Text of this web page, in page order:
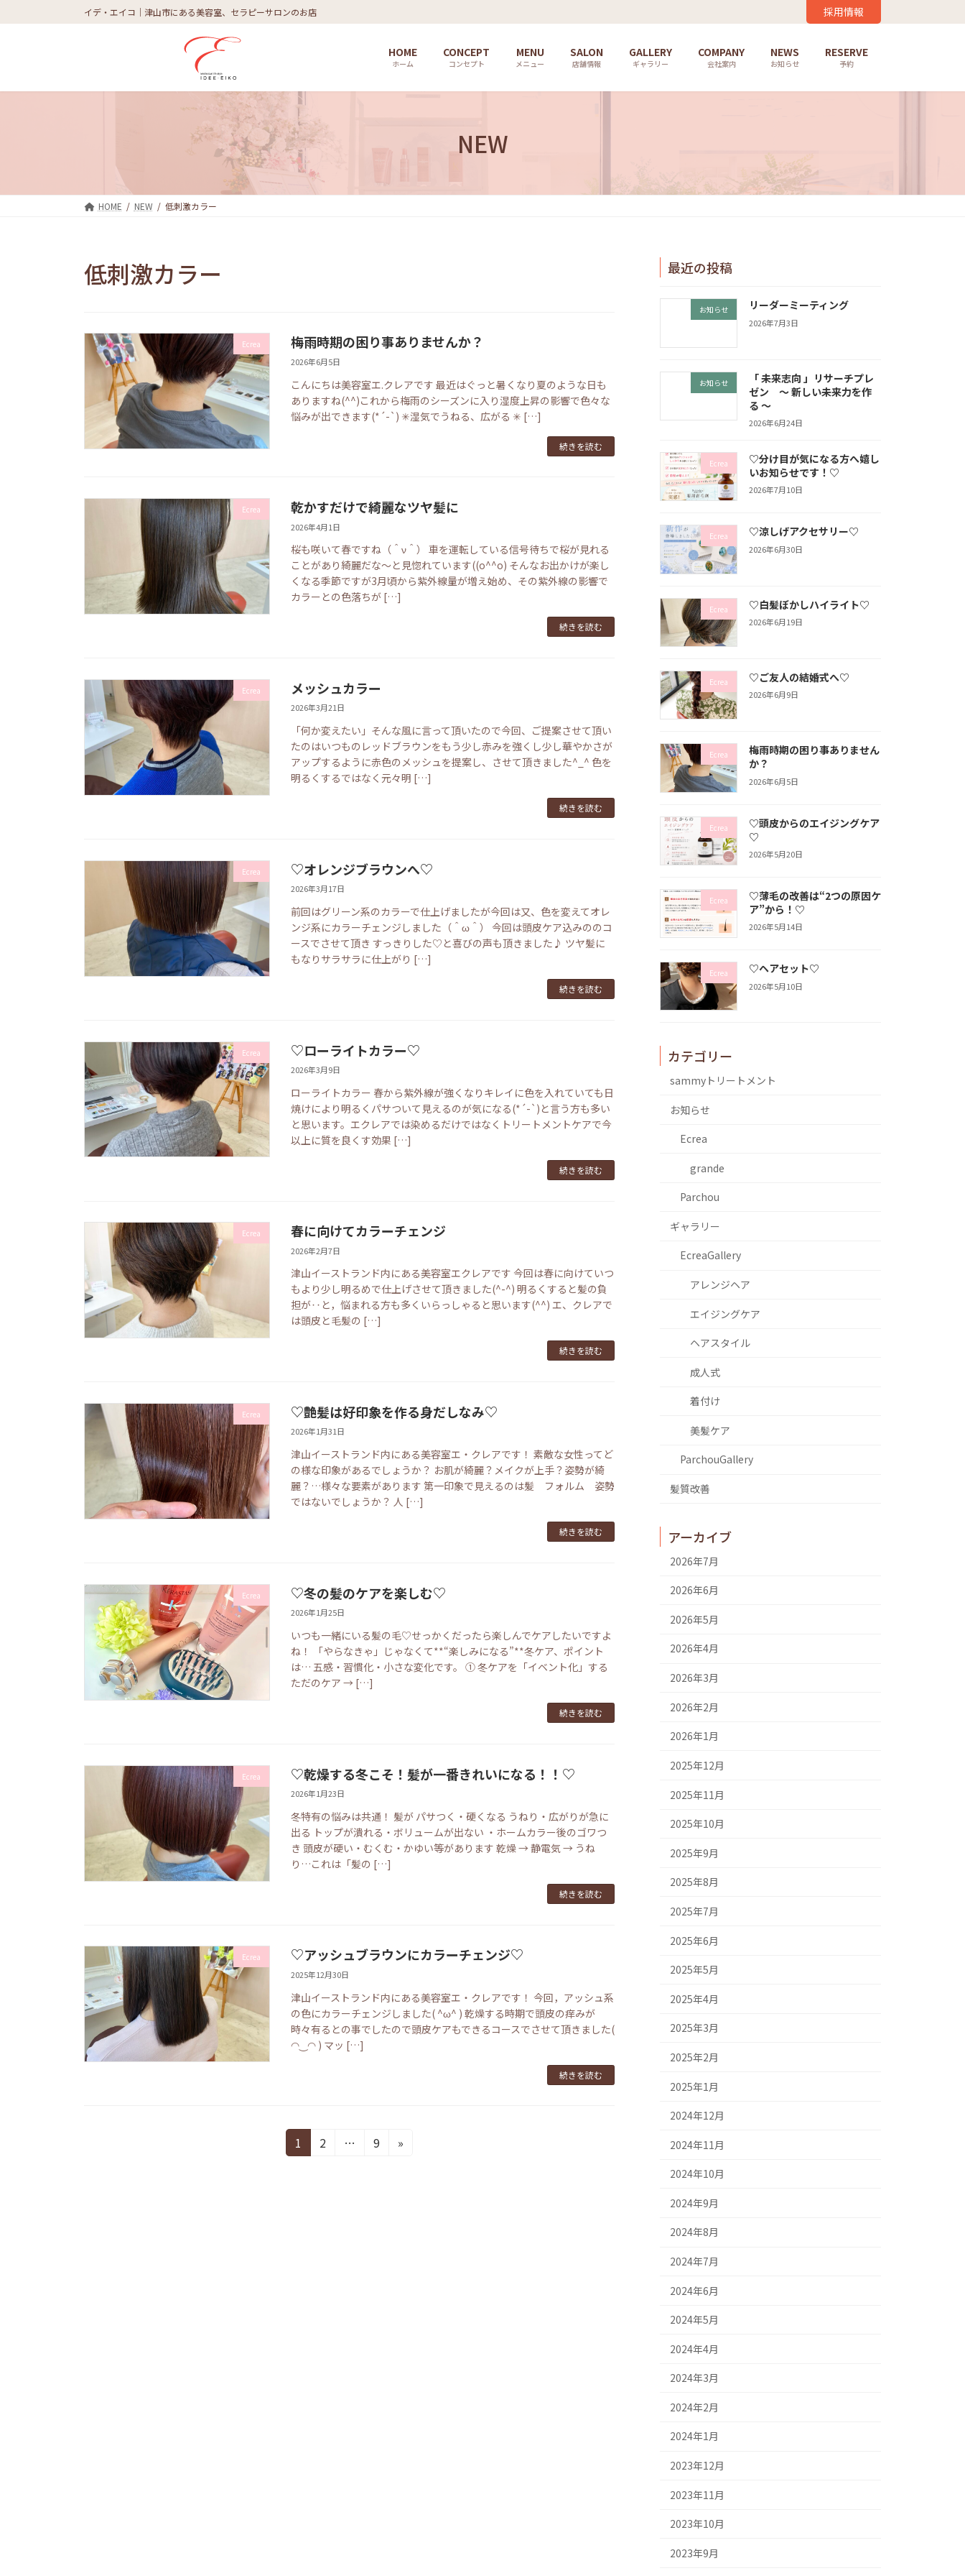
ン
へ
ビ
ョ
イデ・エイコ｜津山市にある美容室、セラピーサロンのお店 採用情報
HOME
ホーム
CONCEPT
コンセプト
MENU
メニュー
SALON
店舗情報
GALLERY
ギャラリー
COMPANY
会社案内
NEWS
お知らせ
RESERVE
予約
NEW
HOME NEW 低刺激カラー
低刺激カラー
Ecrea 梅雨時期の困り事ありませんか？
2026年6月5日
こんにちは美容室エ.クレアです 最近はぐっと暑くなり夏のような日も
ありますね(^^)これから梅雨のシーズンに入り湿度上昇の影響で色々な
悩みが出できます(*´-`) ✳︎湿気でうねる、広がる ✳ […]
続きを読む
Ecrea 乾かすだけで綺麗なツヤ髪に
2026年4月1日
桜も咲いて春ですね（＾ν＾） 車を運転している信号待ちで桜が見れる
ことがあり綺麗だな〜と見惚れています((o^^o) そんなお出かけが楽し
くなる季節ですが3月頃から紫外線量が増え始め、その紫外線の影響で
カラーとの色落ちが […]
続きを読む
Ecrea メッシュカラー
2026年3月21日
「何か変えたい」そんな風に言って頂いたので今回、ご提案させて頂い
たのはいつものレッドブラウンをもう少し赤みを強くし少し華やかさが
アップするように赤色のメッシュを提案し、させて頂きました^_^ 色を
明るくするではなく元々明 […]
続きを読む
Ecrea ♡オレンジブラウンへ♡
2026年3月17日
前回はグリーン系のカラーで仕上げましたが今回は又、色を変えてオレ
ンジ系にカラーチェンジしました（＾ω＾） 今回は頭皮ケア込みののコ
ースでさせて頂き すっきりした♡と喜びの声も頂きました♪ ツヤ髪に
もなりサラサラに仕上がり […]
続きを読む
Ecrea ♡ローライトカラー♡
2026年3月9日
ローライトカラー 春から紫外線が強くなりキレイに色を入れていても日
焼けにより明るくパサついて見えるのが気になる(*´-`)と言う方も多い
と思います。エクレアでは染めるだけではなくトリートメントケアで今
以上に質を良くす効果 […]
続きを読む
Ecrea 春に向けてカラーチェンジ
2026年2月7日
津山イーストランド内にある美容室エクレアです 今回は春に向けていつ
もより少し明るめで仕上げさせて頂きました(^-^) 明るくすると髪の負
担が‥と，悩まれる方も多くいらっしゃると思います(^^) エ、クレアで
は頭皮と毛髪の […]
続きを読む
Ecrea ♡艶髪は好印象を作る身だしなみ♡
2026年1月31日
津山イーストランド内にある美容室エ・クレアです！ 素敵な女性ってど
の様な印象があるでしょうか？ お肌が綺麗？メイクが上手？姿勢が綺
麗？…様々な要素があります 第一印象で見えるのは髪 フォルム 姿勢
ではないでしょうか？ 人 […]
続きを読む
Ecrea ♡冬の髪のケアを楽しむ♡
2026年1月25日
いつも一緒にいる髪の毛♡せっかくだったら楽しんでケアしたいですよ
ね！ 「やらなきゃ」じゃなくて**“楽しみになる”**冬ケア、ポイント
は… 五感・習慣化・小さな変化です。 ① 冬ケアを「イベント化」する
ただのケア → […]
続きを読む
Ecrea ♡乾燥する冬こそ！髪が一番きれいになる！！♡
2026年1月23日
冬特有の悩みは共通！ 髪が パサつく・硬くなる うねり・広がりが急に
出る トップが潰れる・ボリュームが出ない ・ホームカラー後のゴワつ
き 頭皮が硬い・むくむ・かゆい等があります 乾燥 → 静電気 → うね
り…これは「髪の […]
続きを読む
Ecrea ♡アッシュブラウンにカラーチェンジ♡
2025年12月30日
津山イーストランド内にある美容室エ・クレアです！ 今回，アッシュ系
の色にカラーチェンジしました( ^ω^ ) 乾燥する時期で頭皮の痒みが
時々有るとの事でしたので頭皮ケアもできるコースでさせて頂きました(
◠‿◠ ) マッ […]
続きを読む
固
定
1
固
2 …
固
9 »
最近の投稿
お知らせ リーダーミーティング
2026年7月3日
お知らせ
「 未来志向 」リサーチプレ
ゼン ～ 新しい未来力を作
る ～
2026年6月24日
Ecrea
♡分け目が気になる方へ嬉し
いお知らせです！♡
2026年7月10日
Ecrea ♡涼しげアクセサリー♡
2026年6月30日
Ecrea ♡白髪ぼかしハイライト♡
2026年6月19日
Ecrea ♡ご友人の結婚式へ♡
2026年6月9日
Ecrea
梅雨時期の困り事ありません
か？
2026年6月5日
Ecrea
♡頭皮からのエイジングケア
♡
2026年5月20日
Ecrea
♡薄毛の改善は“2つの原因ケ
ア”から！♡
2026年5月14日
Ecrea ♡ヘアセット♡
2026年5月10日
カテゴリー
sammyトリートメント
お知らせ
Ecrea
grande
Parchou
ギャラリー
EcreaGallery
アレンジヘア
エイジングケア
ヘアスタイル
成人式
着付け
美髪ケア
ParchouGallery
髪質改善
アーカイブ
2026年7月
2026年6月
2026年5月
2026年4月
2026年3月
2026年2月
2026年1月
2025年12月
2025年11月
2025年10月
2025年9月
2025年8月
2025年7月
2025年6月
2025年5月
2025年4月
2025年3月
2025年2月
2025年1月
2024年12月
2024年11月
2024年10月
2024年9月
2024年8月
2024年7月
2024年6月
2024年5月
2024年4月
2024年3月
2024年2月
2024年1月
2023年12月
2023年11月
2023年10月
2023年9月